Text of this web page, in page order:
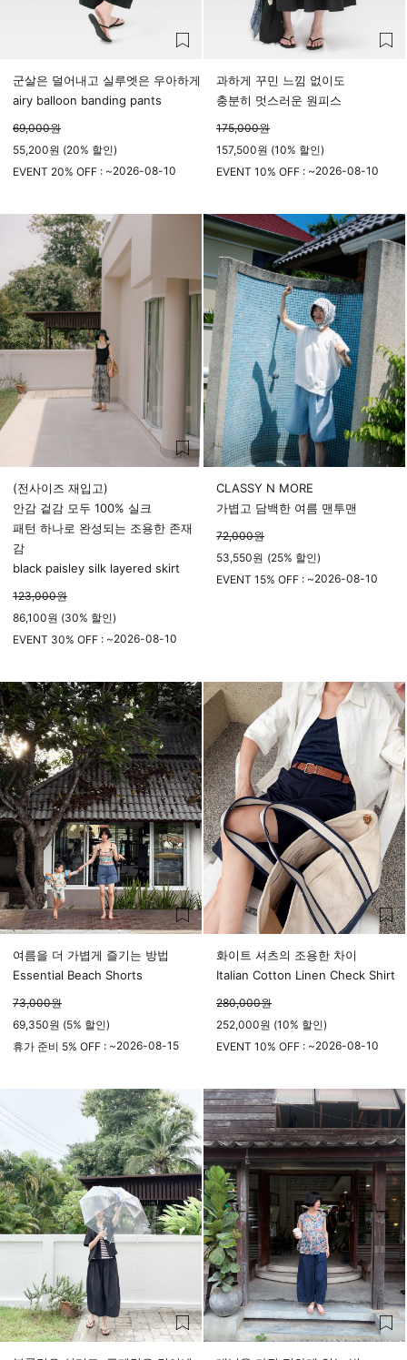
군살은 덜어내고 실루엣은 우아하게
airy balloon banding pants
69,000원
55,200원 (20% 할인)
EVENT 20% OFF : ~2026-08-10
과하게 꾸민 느낌 없이도
충분히 멋스러운 원피스
175,000원
157,500원 (10% 할인)
EVENT 10% OFF : ~2026-08-10
(전사이즈 재입고)
안감 겉감 모두 100% 실크
패턴 하나로 완성되는 조용한 존재
감
black paisley silk layered skirt
123,000원
86,100원 (30% 할인)
EVENT 30% OFF : ~2026-08-10
CLASSY N MORE
가볍고 담백한 여름 맨투맨
72,000원
53,550원 (25% 할인)
EVENT 15% OFF : ~2026-08-10
여름을 더 가볍게 즐기는 방법
Essential Beach Shorts
73,000원
69,350원 (5% 할인)
휴가 준비 5% OFF : ~2026-08-15
화이트 셔츠의 조용한 차이
Italian Cotton Linen Check Shirt
280,000원
252,000원 (10% 할인)
EVENT 10% OFF : ~2026-08-10